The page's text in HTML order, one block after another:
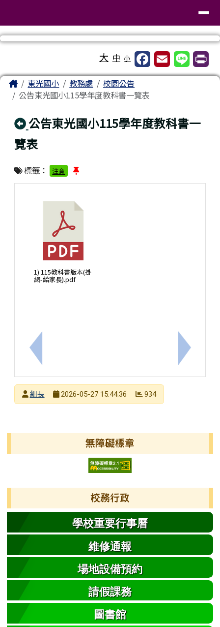
大 中 小
主內容區域
Home東光國小 教務處
校園公告
公告東光國小115學年度教科書一覽表
回上頁
公告東光國小115學年度教科書一
覽表
標籤： 注意
上一筆：資訊中心進行大港機房「教育部TANet
1) 115教科書版本(掛
網-給家長).pdf
下一筆：
發布者
組長
2026-05-27 15:44:36 934
無障礙標章
校務行政
學校重要行事曆
維修通報
場地設備預約
請假課務
圖書館
頁尾區域